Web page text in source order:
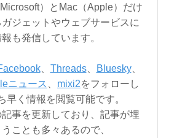
）とMac（Apple）だけ
ジェットやウェブサービスに
も発信しています。
、 Threads、 Bluesky、
ニュース mixi2をフォローし
早く情報を閲覧可能です。
事を更新しており、記事が埋
ことも多々あるので、